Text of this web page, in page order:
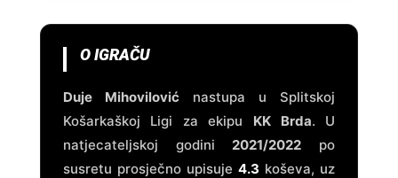
O IGRAČU
Duje Mihovilovićnastupa u Splitskoj
Košarkaškoj Ligi za ekipu KK Brda. U
natjecateljskoj godini2021/2022 po
susretu prosječno upisuje4.3 koševa, uz